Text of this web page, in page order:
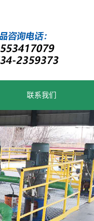
联系我们